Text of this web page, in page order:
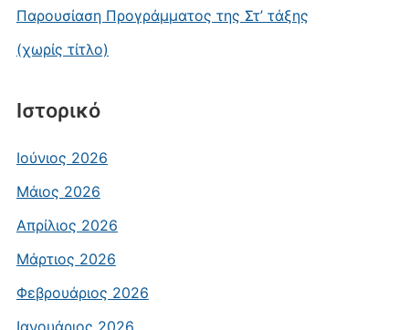
Παρουσίαση Προγράμματος της Στ’ τάξης
(χωρίς τίτλο)
Ιστορικό
Ιούνιος 2026
Μάιος 2026
Απρίλιος 2026
Μάρτιος 2026
Φεβρουάριος 2026
Ιανουάριος 2026